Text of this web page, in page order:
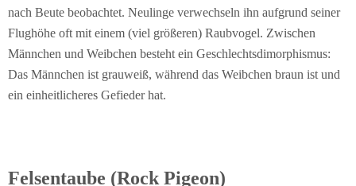
nach Beute beobachtet. Neulinge verwechseln ihn aufgrund seiner
Flughöhe oft mit einem (viel größeren) Raubvogel. Zwischen
Männchen und Weibchen besteht ein Geschlechtsdimorphismus:
Das Männchen ist grauweiß, während das Weibchen braun ist und
ein einheitlicheres Gefieder hat.
Felsentaube (Rock Pigeon)